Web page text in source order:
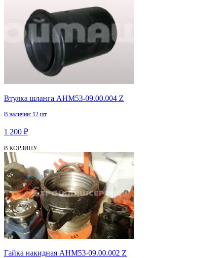
Втулка шланга АНМ53-09.00.004 Z
В наличии: 12 шт
1 200 ₽
В КОРЗИНУ
Гайка накидная АНМ53-09.00.002 Z